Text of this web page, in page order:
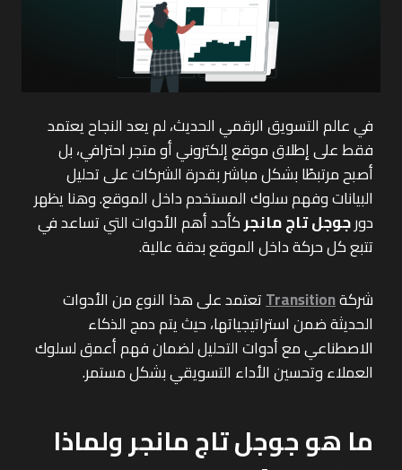
في عالم التسويق الرقمي الحديث، لم يعد النجاح يعتمد
فقط على إطلاق موقع إلكتروني أو متجر احترافي، بل
أصبح مرتبطًا بشكل مباشر بقدرة الشركات على تحليل
البيانات وفهم سلوك المستخدم داخل الموقع. وهنا يظهر
دورجوجل تاج مانجركأحد أهم الأدوات التي تساعد في
تتبع كل حركة داخل الموقع بدقة عالية.
شركةTransitionتعتمد على هذا النوع من الأدوات
الحديثة ضمن استراتيجياتها، حيث يتم دمج الذكاء
الاصطناعي مع أدوات التحليل لضمان فهم أعمق لسلوك
العملاء وتحسين الأداء التسويقي بشكل مستمر.
ما هو جوجل تاج مانجر ولماذا